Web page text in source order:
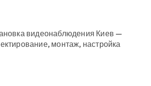
видеонаблюдения Киев —
монтаж, настройка